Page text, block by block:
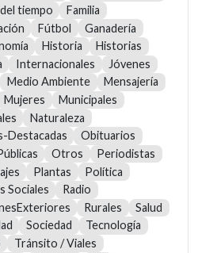
tiempo
Familia
Fútbol
Ganadería
Historia
Historias
Internacionales
Jóvenes
Medio Ambiente
Mensajería
Mujeres
Municipales
Naturaleza
Destacadas
Obituarios
Otros
Periodistas
Plantas
Política
Sociales
Radio
Rurales
Salud
Sociedad
Tecnología
Tránsito / Viales